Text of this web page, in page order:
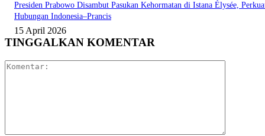
Presiden Prabowo Disambut Pasukan Kehormatan di Istana Élysée,
Hubungan Indonesia–Prancis
15 April 2026
TINGGALKAN KOMENTAR